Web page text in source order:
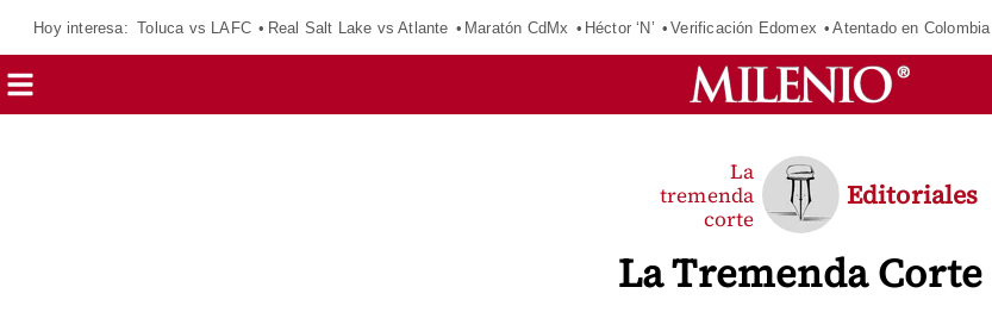
Hoy interesa: Toluca vs LAFC Real Salt Lake vs Atlante Maratón CdMx Héctor ‘N’ Verificación Edomex Atentado en Colombia
La Tremenda Corte
La
tremenda
corte
Editoriales